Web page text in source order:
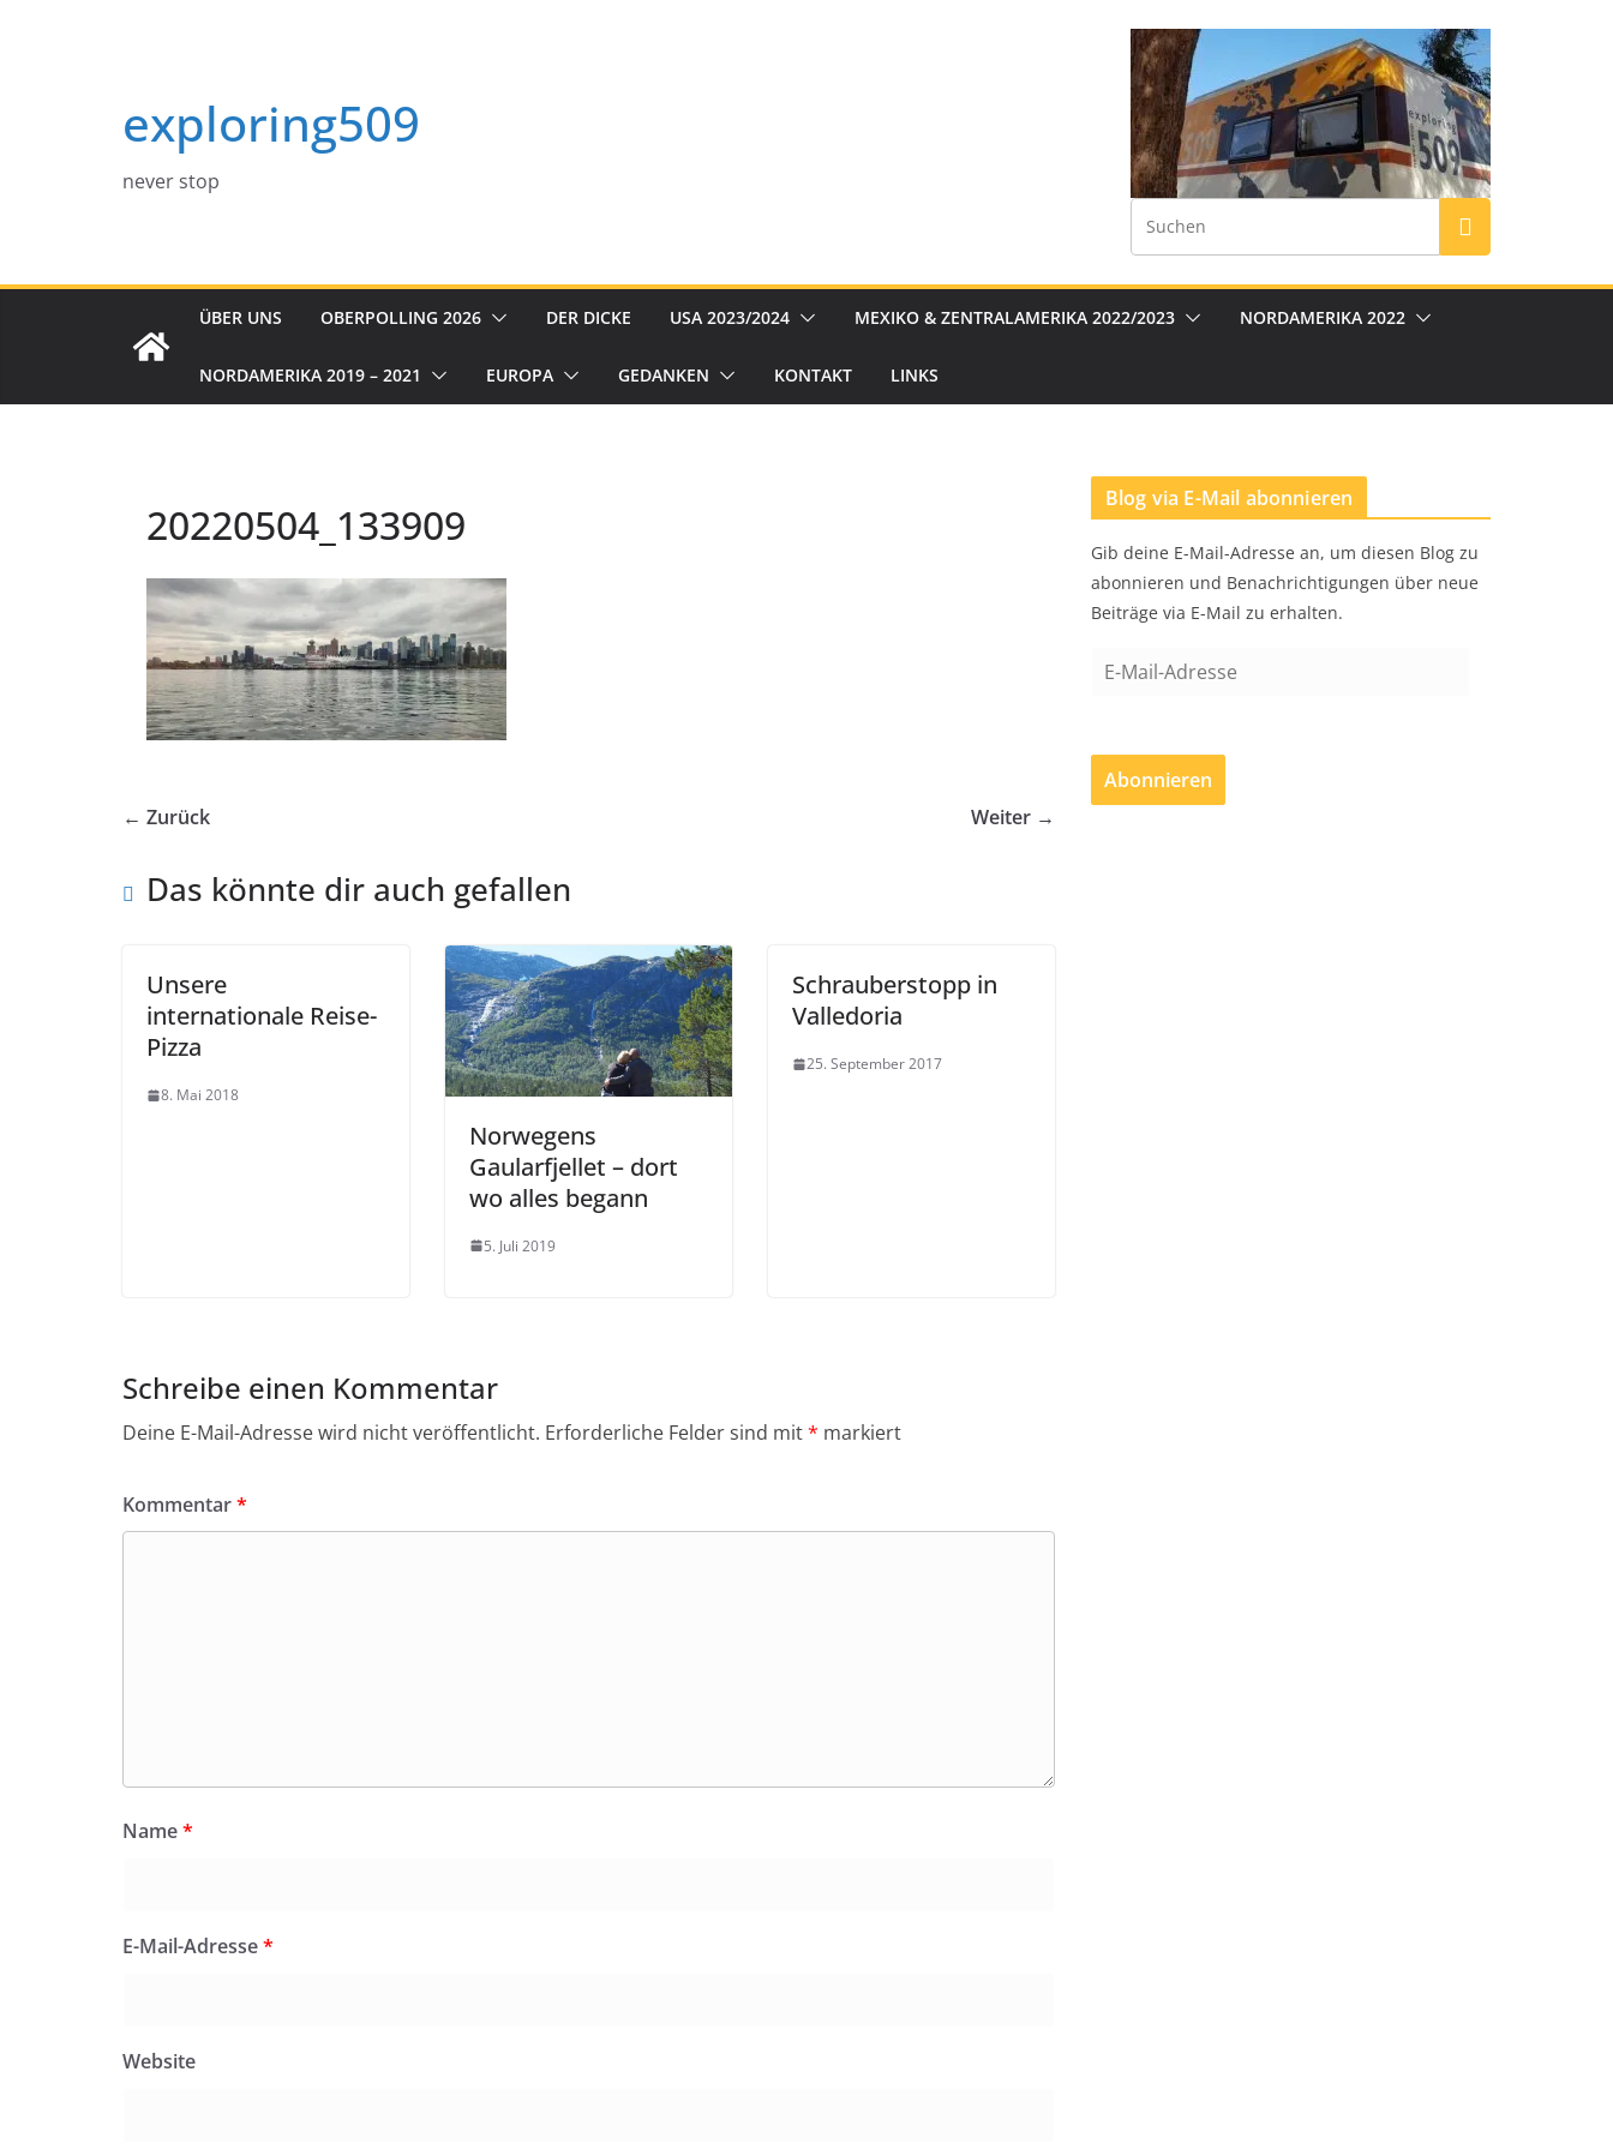
exploring509
never stop
ÜBER UNS OBERPOLLING 2026 DER DICKE USA 2023/2024 MEXIKO & ZENTRALAMERIKA 2022/2023 NORDAMERIKA 2022
NORDAMERIKA 2019 – 2021 EUROPA GEDANKEN KONTAKT LINKS
20220504_133909
← Zurück Weiter →
Das könnte dir auch gefallen
Unsere
internationale Reise-
Pizza
8. Mai 2018
Norwegens
Gaularfjellet – dort
wo alles begann
5. Juli 2019
Schrauberstopp in
Valledoria
25. September 2017
Schreibe einen Kommentar
Deine E-Mail-Adresse wird nicht veröffentlicht. Erforderliche Felder sind mit* markiert
Kommentar*
Name*
E-Mail-Adresse*
Website
Blog via E-Mail abonnieren
Gib deine E-Mail-Adresse an, um diesen Blog zu
abonnieren und Benachrichtigungen über neue
Beiträge via E-Mail zu erhalten.
a
l
Abonnieren